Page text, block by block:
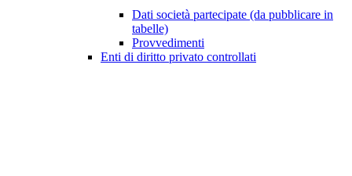
Dati società partecipate (da pubblicare in
tabelle)
Provvedimenti
Enti di diritto privato controllati